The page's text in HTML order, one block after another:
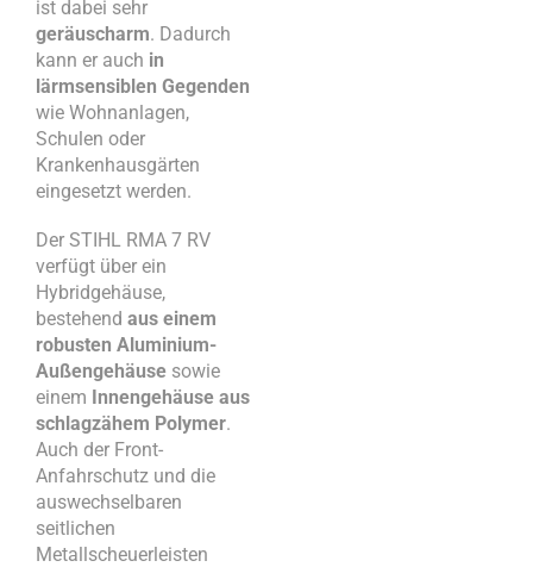
ist dabei sehr
geräuscharm. Dadurch
kann er auch in
lärmsensiblen Gegenden
wie Wohnanlagen,
Schulen oder
Krankenhausgärten
eingesetzt werden.
Der STIHL RMA 7 RV
verfügt über ein
Hybridgehäuse,
bestehend aus einem
robusten Aluminium-
Außengehäuse sowie
einem Innengehäuse aus
schlagzähem Polymer.
Auch der Front-
Anfahrschutz und die
auswechselbaren
seitlichen
Metallscheuerleisten